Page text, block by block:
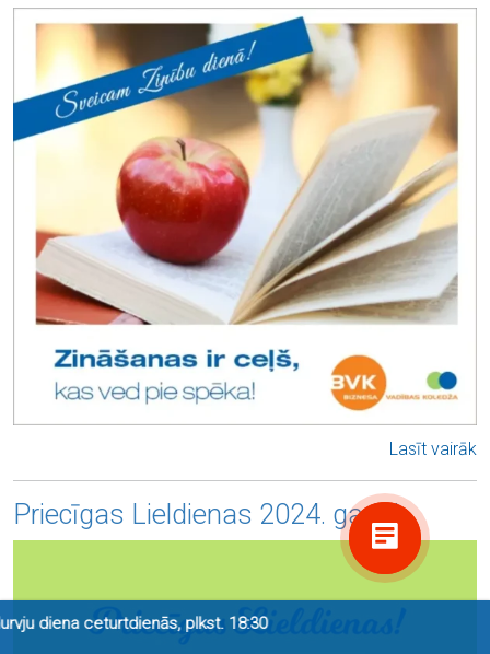
Lasīt vairāk
Priecīgas Lieldienas 2024. gadā!
ceturtdienās, plkst. 18:30